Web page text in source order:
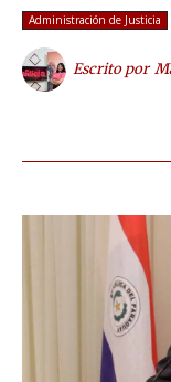
Administración de Justicia
Escrito por